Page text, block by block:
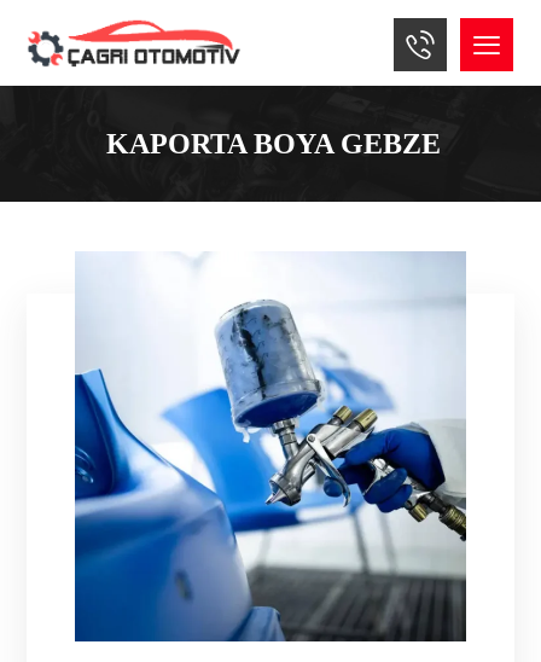
KAPORTA BOYA GEBZE